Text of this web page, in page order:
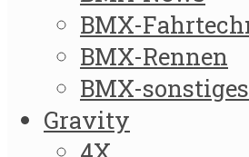
BMX-
BMX-Rennen
BMX-sonstiges
Gravity